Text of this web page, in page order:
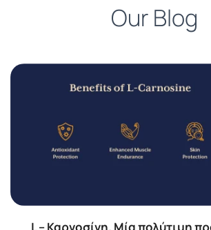
Our Blog